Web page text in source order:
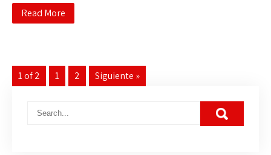
Read More
1 of 2 1 2 Siguiente »